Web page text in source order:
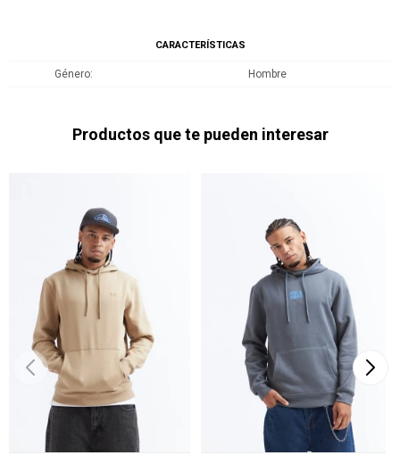
CARACTERÍSTICAS
Género Hombre
Productos que te pueden interesar